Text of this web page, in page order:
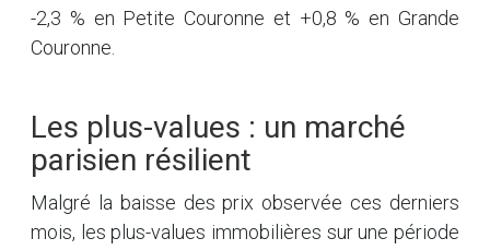
-2,3 % en Petite Couronne et +0,8 % en Grande
Couronne.
Les plus-values : un marché
parisien résilient
Malgré la baisse des prix observée ces derniers
mois, les plus-values immobilières sur une période